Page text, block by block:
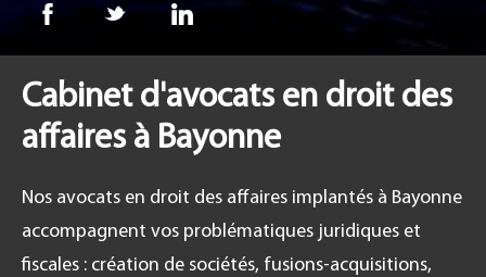
Cabinet d'avocats en droit des
affaires à Bayonne
Nos avocats en droit des affaires implantés à Bayonne
accompagnent vos problématiques juridiques et
fiscales : création de sociétés, fusions-acquisitions,